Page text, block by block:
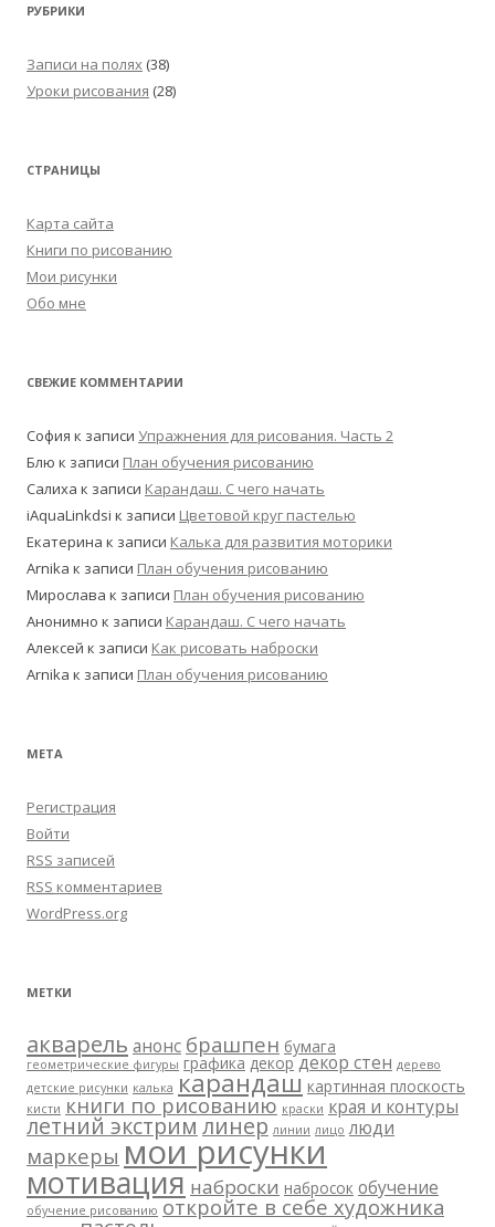
РУБРИКИ
Записи на полях (38)
Уроки рисования (28)
СТРАНИЦЫ
Карта сайта
Книги по рисованию
Мои рисунки
Обо мне
СВЕЖИЕ КОММЕНТАРИИ
София к записи Упражнения для рисования. Часть 2
Блю к записи План обучения рисованию
Салиха к записи Карандаш. С чего начать
iAquaLinkdsi к записи Цветовой круг пастелью
Екатерина к записи Калька для развития моторики
Arnika к записи План обучения рисованию
Мирослава к записи План обучения рисованию
Анонимно к записи Карандаш. С чего начать
Алексей к записи Как рисовать наброски
Arnika к записи План обучения рисованию
МЕТА
Регистрация
Войти
RSS записей
RSS комментариев
WordPress.org
МЕТКИ
акварель анонс брашпен бумага
геометрические фигуры графика декор декор стен дерево
детские рисунки калька карандаш картинная плоскость
кисти книги по рисованию краски края и контуры
летний экстримлинер линии лицо люди
маркеры мои рисунки
мотивация наброски набросок обучение
обучение рисованию откройте в себе художника